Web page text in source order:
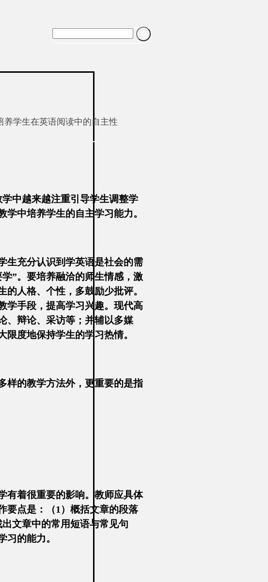
学生在英语阅读中的自主性
中越来越注重引导学生调整学
中培养学生的自主学习能力。
生充分认识到学英语是社会的需
”。要培养融洽的师生情感，激
人格、个性，多鼓励少批评。
学手段，提高学习兴趣。现代高
、辩论、采访等；并辅以多媒
度地保持学生的学习热情。
样的教学方法外，更重要的是指
有着很重要的影响。教师应具体
要点是：（1）概括文章的段落
文章中的常用短语与常见句
的能力。